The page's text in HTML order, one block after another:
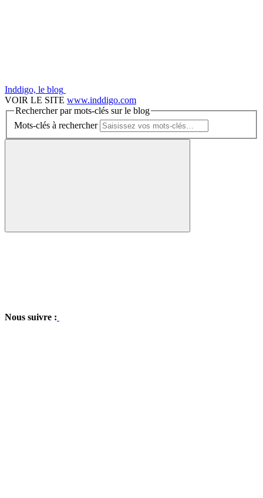
Inddigo, le blog
VOIR LE SITE www.inddigo.com
Rechercher par mots-clés sur le blog
Mots-clés à rechercher
Nous suivre :